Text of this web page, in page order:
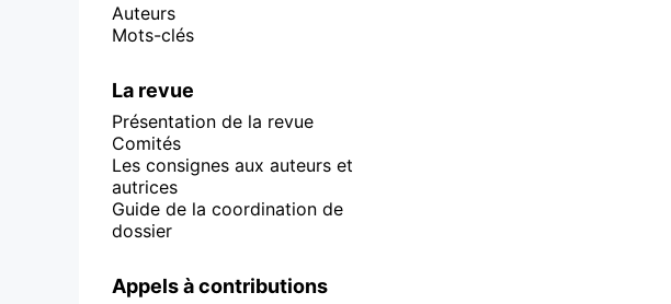
Auteurs
Mots-clés
La revue
Présentation de la revue
Comités
Les consignes aux auteurs et
autrices
Guide de la coordination de
dossier
Appels à contributions